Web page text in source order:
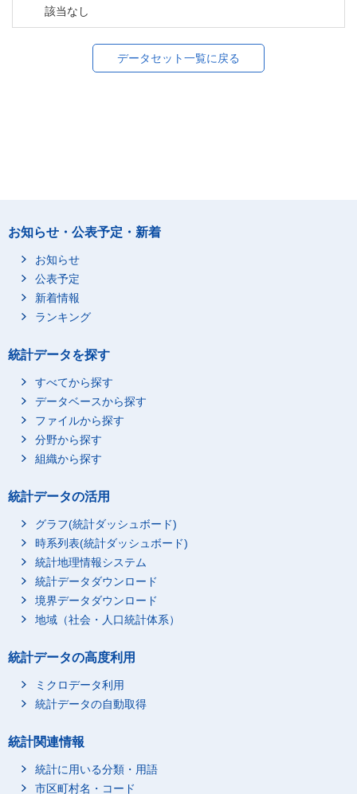
該当なし
データセット一覧に戻る
お知らせ・公表予定・新着
お知らせ
公表予定
新着情報
ランキング
統計データを探す
すべてから探す
データベースから探す
ファイルから探す
分野から探す
組織から探す
統計データの活用
グラフ(統計ダッシュボード)
時系列表(統計ダッシュボード)
統計地理情報システム
統計データダウンロード
境界データダウンロード
地域（社会・人口統計体系）
統計データの高度利用
ミクロデータ利用
統計データの自動取得
統計関連情報
統計に用いる分類・用語
市区町村名・コード